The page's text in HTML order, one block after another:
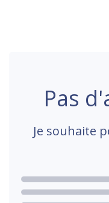
Pas
Je souhaite